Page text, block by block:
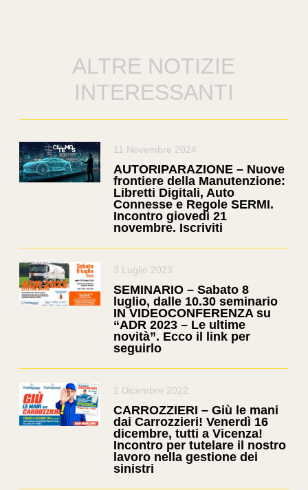
ALTRE NOTIZIE
INTERESSANTI
11 Novembre 2024
AUTORIPARAZIONE – Nuove
frontiere della Manutenzione:
Libretti Digitali, Auto
Connesse e Regole SERMI.
Incontro giovedì 21
novembre. Iscriviti
3 Luglio 2023
SEMINARIO – Sabato 8
luglio, dalle 10.30 seminario
IN VIDEOCONFERENZA su
“ADR 2023 – Le ultime
novità”. Ecco il link per
seguirlo
2 Dicembre 2022
CARROZZIERI – Giù le mani
dai Carrozzieri! Venerdì 16
dicembre, tutti a Vicenza!
Incontro per tutelare il nostro
lavoro nella gestione dei
sinistri